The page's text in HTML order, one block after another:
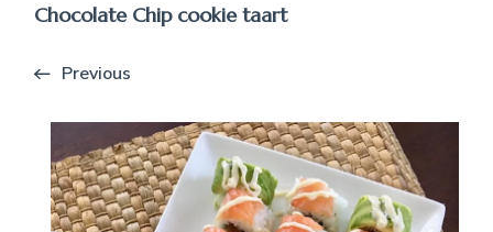
Chocolate Chip cookie taart
Previous